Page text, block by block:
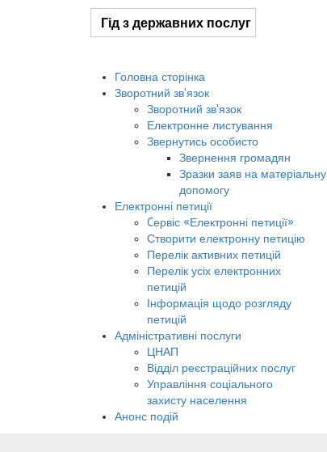
Гід з державних послуг
Головна сторінка
Зворотний зв'язок
Зворотний зв'язок
Електронне листування
Звернутись особисто
Звернення громадян
Зразки заяв на матеріальну
допомогу
Електронні петиції
Cервіс «Електронні петиції»
Створити електронну петицію
Перелік активних петицій
Перелік усіх електронних
петицій
Інформація щодо розгляду
петицій
Адміністративні послуги
ЦНАП
Відділ реєстраційних послуг
Управління соціального
захисту населення
Анонс подій